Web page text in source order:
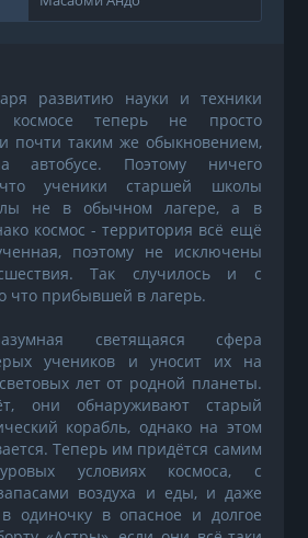
развитию науки и техники
космосе теперь не просто
почти таким же обыкновением,
автобусе. Поэтому ничего
что ученики старшей школы
не в обычном лагере, а в
космос - территория всё ещё
поэтому не исключены
Так случилось и с
что прибывшей в лагерь.
светящаяся сфера
учеников и уносит их на
лет от родной планеты.
они обнаруживают старый
корабль, однако на этом
Теперь им придётся самим
условиях космоса, с
воздуха и еды, и даже
одиночку в опасное и долгое